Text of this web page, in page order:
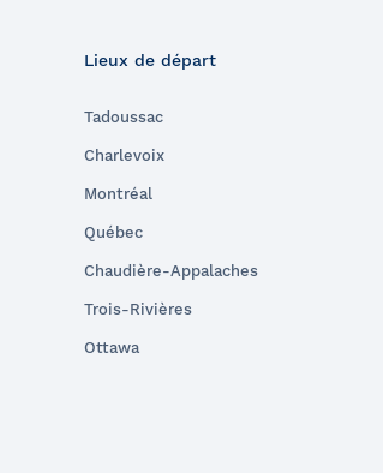
Lieux de départ
Tadoussac
Charlevoix
Montréal
Québec
Chaudière-Appalaches
Trois-Rivières
Ottawa